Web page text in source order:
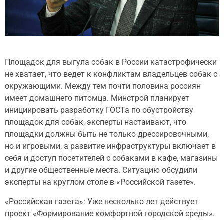
Площадок для выгула собак в России катастрофически
не хватает, что ведет к конфликтам владельцев собак с
окружающими. Между тем почти половина россиян
имеет домашнего питомца. Минстрой планирует
инициировать разработку ГОСТа по обустройству
площадок для собак, эксперты настаивают, что
площадки должны быть не только дрессировочными,
но и игровыми, а развитие инфраструктуры включает в
себя и доступ посетителей с собаками в кафе, магазины
и другие общественные места. Ситуацию обсудили
эксперты на круглом столе в «Российской газете».
«Российская газета»: Уже несколько лет действует
проект «Формирование комфортной городской среды».